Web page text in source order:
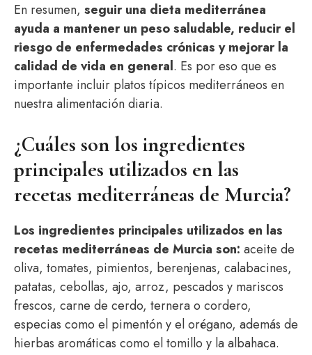
En resumen, seguir una dieta mediterránea
ayuda a mantener un peso saludable, reducir el
riesgo de enfermedades crónicas y mejorar la
calidad de vida en general. Es por eso que es
importante incluir platos típicos mediterráneos en
nuestra alimentación diaria.
¿Cuáles son los ingredientes
principales utilizados en las
recetas mediterráneas de Murcia?
Los ingredientes principales utilizados en las
recetas mediterráneas de Murcia son: aceite de
oliva, tomates, pimientos, berenjenas, calabacines,
patatas, cebollas, ajo, arroz, pescados y mariscos
frescos, carne de cerdo, ternera o cordero,
especias como el pimentón y el orégano, además de
hierbas aromáticas como el tomillo y la albahaca.